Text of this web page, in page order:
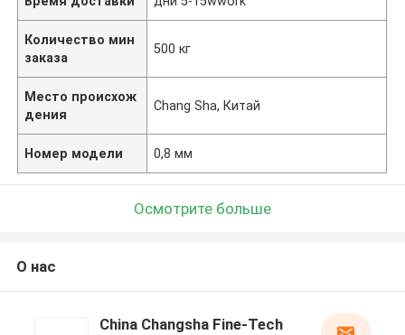
Количество мин
заказа
500 кг
Место происхож
дения
Chang Sha, Китай
Номер модели 0,8 мм
Осмотрите больше
О нас
China Changsha Fine-Tech